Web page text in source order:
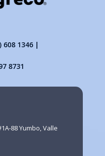
608 1346 |
8731
88 Yumbo, Valle